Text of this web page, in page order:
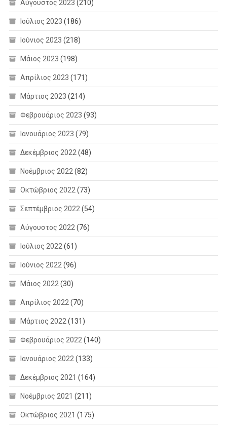
Αύγουστος 2023 (210)
Ιούλιος 2023 (186)
Ιούνιος 2023 (218)
Μάιος 2023 (198)
Απρίλιος 2023 (171)
Μάρτιος 2023 (214)
Φεβρουάριος 2023 (93)
Ιανουάριος 2023 (79)
Δεκέμβριος 2022 (48)
Νοέμβριος 2022 (82)
Οκτώβριος 2022 (73)
Σεπτέμβριος 2022 (54)
Αύγουστος 2022 (76)
Ιούλιος 2022 (61)
Ιούνιος 2022 (96)
Μάιος 2022 (30)
Απρίλιος 2022 (70)
Μάρτιος 2022 (131)
Φεβρουάριος 2022 (140)
Ιανουάριος 2022 (133)
Δεκέμβριος 2021 (164)
Νοέμβριος 2021 (211)
Οκτώβριος 2021 (175)